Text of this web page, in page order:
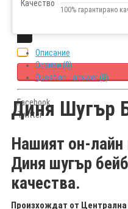
Facebook
Twitter
100% гарантирано
Описание
Отзиви (0)
Question - answer (0)
Диня Шугър
Нашият он-лайн
Диня шугър
качества.
Произхождат от